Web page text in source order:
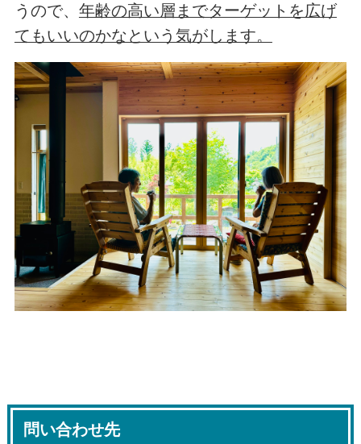
うので、 年齢の高い層までターゲットを広げ
てもいいのかなという気がします。
問い合わせ先